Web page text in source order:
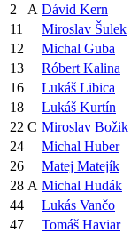
2
A Dávid Kern
11
Miroslav Šulek
12
Michal Guba
13
Róbert Kalina
16
Lukáš Libica
18
Lukáš Kurtín
22 C Miroslav Božik
24
Michal Huber
26
Matej Matejík
28 A Michal Hudák
44
Lukás Vančo
47
Tomáš Haviar